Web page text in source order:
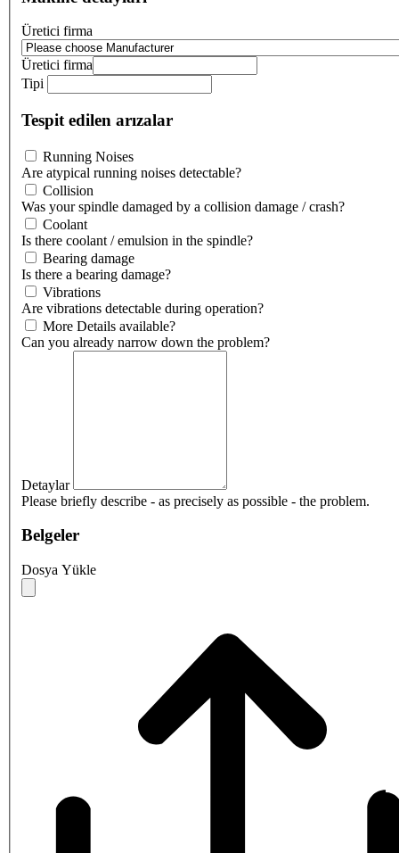
Üretici firma
Üretici firma
Tipi
Tespit edilen arızalar
Running Noises
Are atypical running noises detectable?
Collision
Was your spindle damaged by a collision damage / crash?
Coolant
Is there coolant / emulsion in the spindle?
Bearing damage
Is there a bearing damage?
Vibrations
Are vibrations detectable during operation?
More Details available?
Can you already narrow down the problem?
Detaylar
Please briefly describe - as precisely as possible - the problem.
Belgeler
Dosya Yükle